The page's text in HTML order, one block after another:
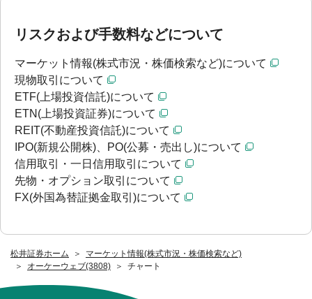
松井証券ホーム
マーケット情報(株式市況・株価検索など)
オーケーウェブ(3808)
チャート
リスクおよび手数料などについて
マーケット情報(株式市況・株価検索など)について
現物取引について
ETF(上場投資信託)について
ETN(上場投資証券)について
REIT(不動産投資信託)について
IPO(新規公開株)、PO(公募・売出し)について
信用取引・一日信用取引について
先物・オプション取引について
FX(外国為替証拠金取引)について